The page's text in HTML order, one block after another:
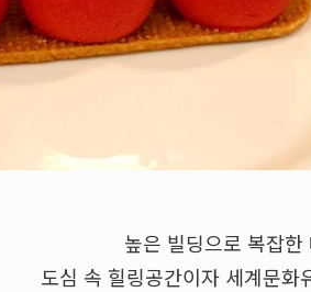
높은 빌딩으로 복잡
도심 속 힐링공간이자 세계문